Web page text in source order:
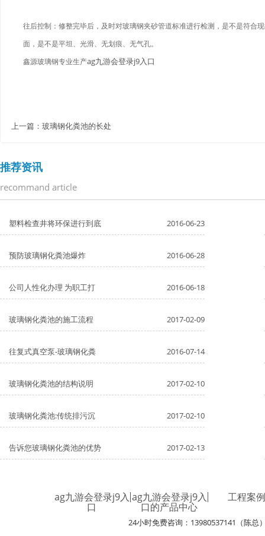
往后控制：修整完毕后，及时对玻璃钢夹砂管道标准进行检测，是不是符合
面，是不是平坦、光滑、无划痕、无气孔。
鑫源玻璃钢专业生产ag九游会登录j9入口
上一篇： 玻璃钢化粪池的长处
推荐资讯
recommand article
塑料检查井将环保进行到底 2016-06-23
预防玻璃钢化粪池爆炸 2016-06-28
公司人性化办理 为职工打 2016-06-18
玻璃钢化粪池的施工流程 2017-02-09
往复式真空泵-玻璃钢化粪 2016-07-14
玻璃钢化粪池的结构说明 2017-02-10
玻璃钢化粪池:传统排污沉 2017-02-10
告诉您玻璃钢化粪池的优势 2017-02-13
ag九游会登录j9入
口
ag九游会登录j9入
口的产品中心
工程案例
24小时免费咨询：13980537141（陈总